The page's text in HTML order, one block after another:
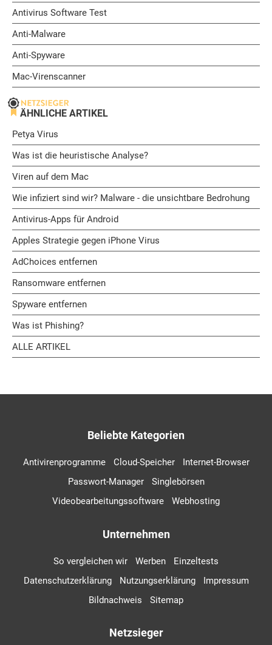
Antivirus Software Test
Anti-Malware
Anti-Spyware
Mac-Virenscanner
ÄHNLICHE ARTIKEL
Petya Virus
Was ist die heuristische Analyse?
Viren auf dem Mac
Wie infiziert sind wir? Malware - die unsichtbare Bedrohung
Antivirus-Apps für Android
Apples Strategie gegen iPhone Virus
AdChoices entfernen
Ransomware entfernen
Spyware entfernen
Was ist Phishing?
ALLE ARTIKEL
Beliebte Kategorien
Antivirenprogramme Cloud-Speicher
Internet-Browser
Passwort-Manager
Singlebörsen
Videobearbeitungssoftware
Webhosting
Unternehmen
So vergleichen wir Werben
Einzeltests
Datenschutzerklärung
Nutzungserklärung
Impressum
Bildnachweis
Sitemap
Netzsieger